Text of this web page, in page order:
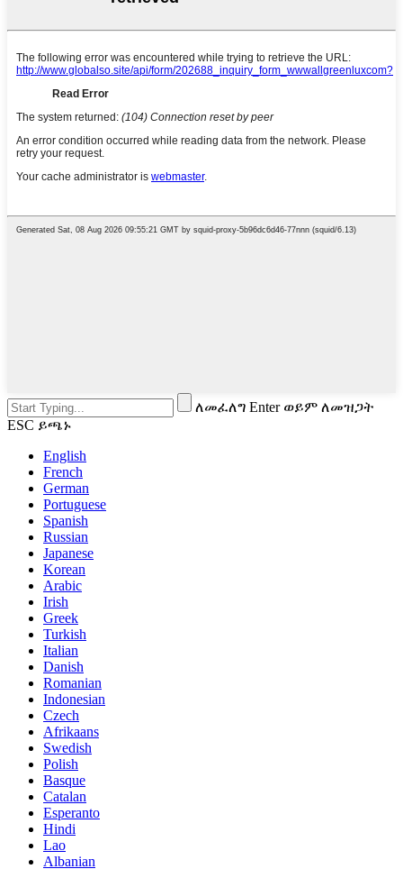
ለመፈለግ Enter ወይም ለመዝጋት
ESC ይጫኑ
English
French
German
Portuguese
Spanish
Russian
Japanese
Korean
Arabic
Irish
Greek
Turkish
Italian
Danish
Romanian
Indonesian
Czech
Afrikaans
Swedish
Polish
Basque
Catalan
Esperanto
Hindi
Lao
Albanian